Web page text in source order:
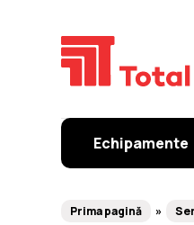
Echipamente
Prima pagină